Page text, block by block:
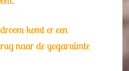
komt er een
naar de yogaruimte